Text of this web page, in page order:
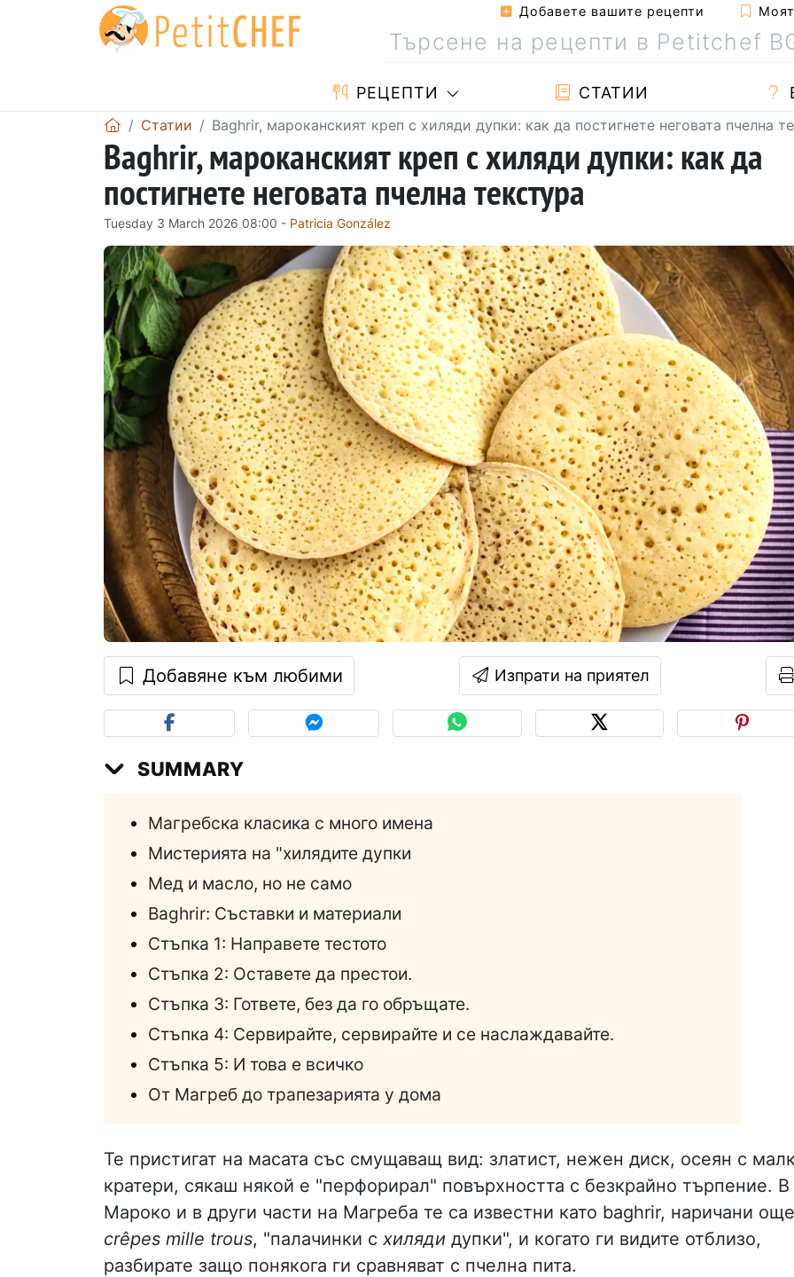
Добавете вашите рецепти
РЕЦЕПТИ СТАТИИ
Статии Baghrir, мароканският креп с хиляди дупки: как да постигнете неговата пчелна
Baghrir, мароканският креп с хиляди дупки: как да
постигнете неговата пчелна текстура
Tuesday 3 March 2026 08:00 - Patricia González
Добавяне към любими Изпрати на приятел
SUMMARY
Магребска класика с много имена
Мистерията на "хилядите дупки
Мед и масло, но не само
Baghrir: Съставки и материали
Стъпка 1: Направете тестото
Стъпка 2: Оставете да престои.
Стъпка 3: Гответе, без да го обръщате.
Стъпка 4: Сервирайте, сервирайте и се наслаждавайте.
Стъпка 5: И това е всичко
От Магреб до трапезарията у дома
Те пристигат на масата със смущаващ вид: златист, нежен диск, осеян с
кратери, сякаш някой е "перфорирал" повърхността с безкрайно търпение. В
Мароко и в други части на Магреба те са известни като baghrir, наричани още
crêpes mille trous, "палачинки с хиляди дупки", и когато ги видите отблизо,
разбирате защо понякога ги сравняват с пчелна пита.